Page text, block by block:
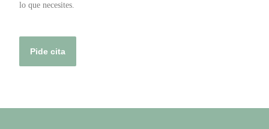
lo que necesites.
Pide cita